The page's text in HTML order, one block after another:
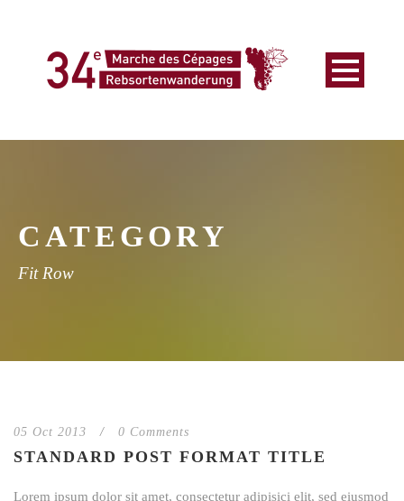
CATEGORY
Fit Row
05 Oct 2013 / 0 Comments
STANDARD POST FORMAT TITLE
Lorem ipsum dolor sit amet, consectetur adipisici elit, sed eiusmod